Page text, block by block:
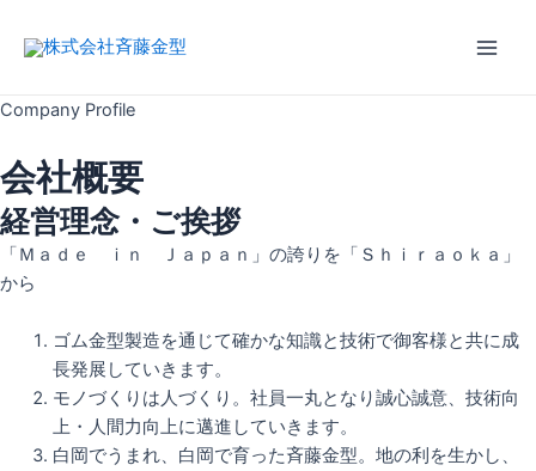
ス
ッ
プ
Company Profile
会社概要
経営理念・ご挨拶
「Ｍａｄｅ ｉｎ Ｊａｐａｎ」の誇りを「Ｓｈｉｒａｏｋａ」
から
ゴム金型製造を通じて確かな知識と技術で御客様と共に成
長発展していきます。
モノづくりは人づくり。社員一丸となり誠心誠意、技術向
上・人間力向上に邁進していきます。
白岡でうまれ、白岡で育った斉藤金型。地の利を生かし、